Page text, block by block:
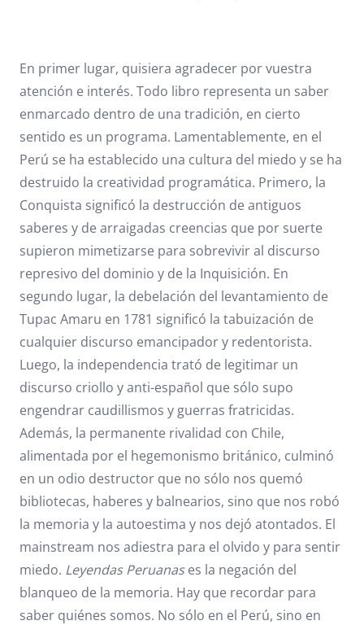
En primer lugar, quisiera agradecer por vuestra
atención e interés. Todo libro representa un saber
enmarcado dentro de una tradición, en cierto
sentido es un programa. Lamentablemente, en el
Perú se ha establecido una cultura del miedo y se ha
destruido la creatividad programática. Primero, la
Conquista significó la destrucción de antiguos
saberes y de arraigadas creencias que por suerte
supieron mimetizarse para sobrevivir al discurso
represivo del dominio y de la Inquisición. En
segundo lugar, la debelación del levantamiento de
Tupac Amaru en 1781 significó la tabuización de
cualquier discurso emancipador y redentorista.
Luego, la independencia trató de legitimar un
discurso criollo y anti-español que sólo supo
engendrar caudillismos y guerras fratricidas.
Además, la permanente rivalidad con Chile,
alimentada por el hegemonismo británico, culminó
en un odio destructor que no sólo nos quemó
bibliotecas, haberes y balnearios, sino que nos robó
la memoria y la autoestima y nos dejó atontados. El
mainstream nos adiestra para el olvido y para sentir
miedo. Leyendas Peruanases la negación del
blanqueo de la memoria. Hay que recordar para
saber quiénes somos. No sólo en el Perú, sino en